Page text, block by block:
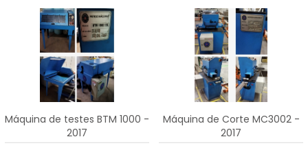
Máquina de testes BTM 1000 -
2017
Máquina de Corte MC3002 -
2017